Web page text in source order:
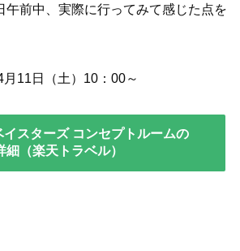
午前中、実際に行ってみて感じた点を
月11日（土）10：00～
スターズ コンセプトルームの
細（楽天トラベル）